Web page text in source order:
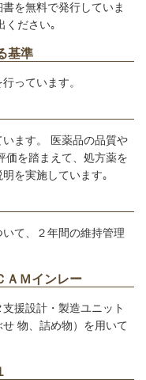
を無料で発行していま
ください｡
基準
っています。
ます。 医薬品の品質や
価を踏まえて、処方薬を
を実施しています｡
て、２年間の維持管理
ＡＭインレー
援設計・製造ユニット
物、詰め物）を用いて